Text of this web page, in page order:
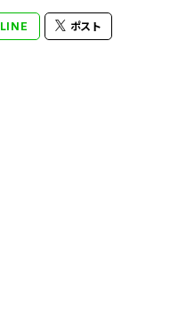
LINE ポスト